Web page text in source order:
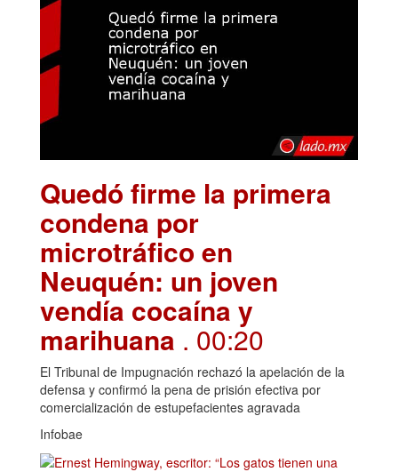
Quedó firme la primera
condena por
microtráfico en
Neuquén: un joven
vendía cocaína y
marihuana . 00:20
El Tribunal de Impugnación rechazó la apelación de la
defensa y confirmó la pena de prisión efectiva por
comercialización de estupefacientes agravada
Infobae